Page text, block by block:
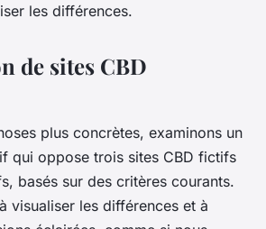
les différences.
de sites CBD
plus concrètes, examinons un
qui oppose trois sites CBD fictifs
basés sur des critères courants.
visualiser les différences et à